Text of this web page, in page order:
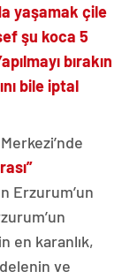
yaşamak çile
şu koca 5
bırakın
bile iptal
Erzurum’un
en karanlık,
ve